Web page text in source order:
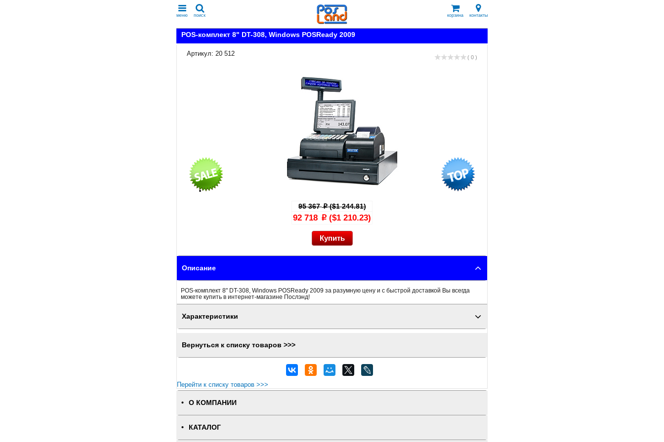
меню поиск корзина контакты
POS-комплект 8" DT-308, Windows POSReady 2009
Артикул: 20 512
( 0 )
95 367p($1 244.81)
92 718 p ($1 210.23)
Описание
POS-комплект 8" DT-308, Windows POSReady 2009 за разумную цену и с быстрой доставкой Вы всегда
можете купить в интернет-магазине Послэнд!
Характеристики
Вернуться к списку товаров >>>
Перейти к списку товаров >>>
О КОМПАНИИ
КАТАЛОГ